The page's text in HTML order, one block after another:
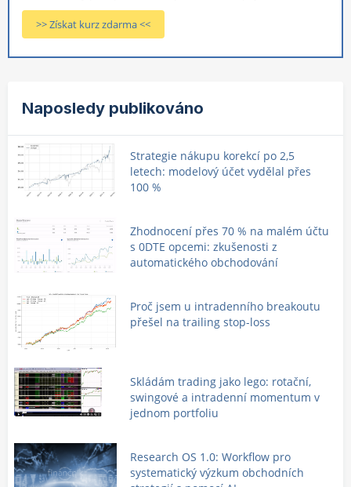
>> Získat kurz zdarma <<
Naposledy publikováno
Strategie nákupu korekcí po 2,5
letech: modelový účet vydělal přes
100 %
Zhodnocení přes 70 % na malém účtu
s 0DTE opcemi: zkušenosti z
automatického obchodování
Proč jsem u intradenního breakoutu
přešel na trailing stop-loss
Skládám trading jako lego: rotační,
swingové a intradenní momentum v
jednom portfoliu
Research OS 1.0: Workflow pro
systematický výzkum obchodních